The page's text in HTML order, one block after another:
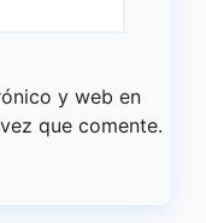
y web en
que comente.